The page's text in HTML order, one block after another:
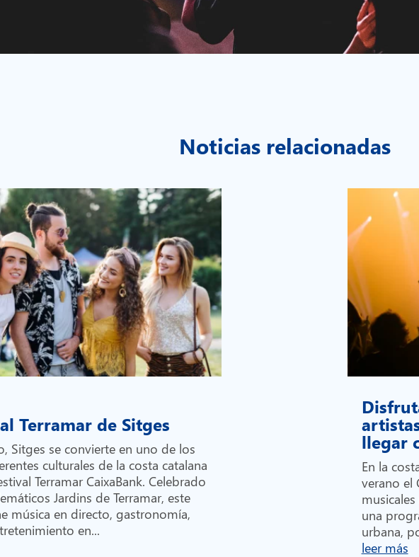
Noticias relacionadas
Terramar de Sitges
Sitges se convierte en uno de los
culturales de la costa catalana
Terramar CaixaBank. Celebrado
Jardins de Terramar, este
música en directo, gastronomía,
en...
llegar
En la
verano el
una
urbana,
leer más